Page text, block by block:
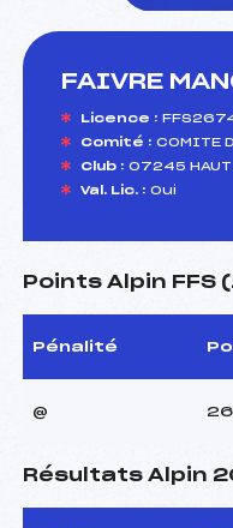
FAIVRE
Licence :
Comité : COMITE
Club : 07245 HAUT
Val. Lic. : Oui
Points Alpin FFS
Pénalité
@
Résultats Alpin